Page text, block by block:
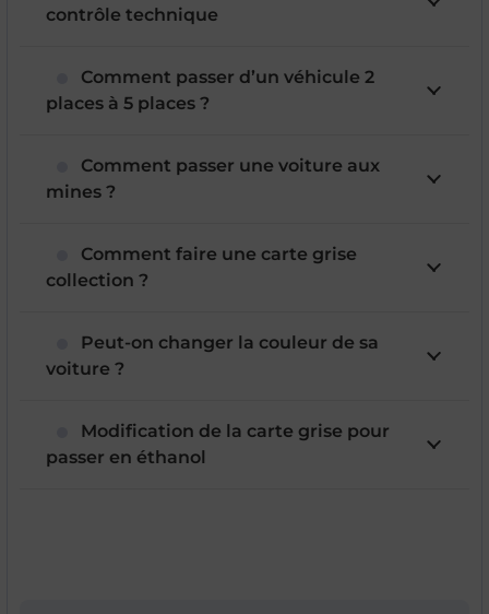
contrôle technique
Comment passer d’un véhicule 2
places à 5 places ?
Comment passer une voiture aux
mines ?
Comment faire une carte grise
collection ?
Peut-on changer la couleur de sa
voiture ?
Modification de la carte grise pour
passer en éthanol